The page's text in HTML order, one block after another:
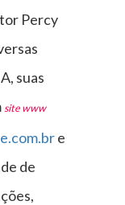
Percy
suas
site www
e
de